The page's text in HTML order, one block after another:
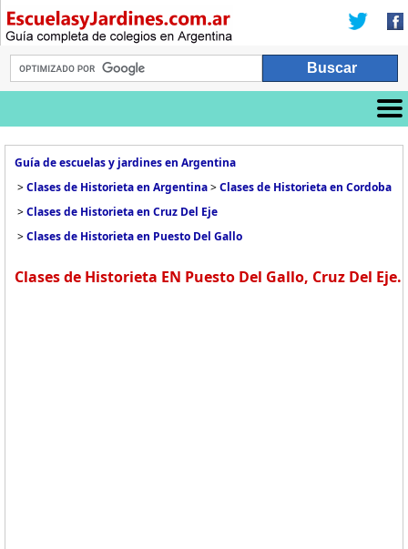
Guía de escuelas y jardines en Argentina
>Clases de Historieta en Argentina>Clases de Historieta en Cordoba
>Clases de Historieta en Cruz Del Eje
>Clases de Historieta en Puesto Del Gallo
Clases de Historieta EN Puesto Del Gallo, Cruz Del Eje.